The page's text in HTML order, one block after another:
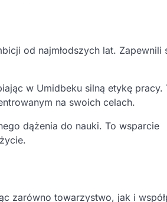
od najmłodszych lat. Zapewnili
w Umidbeku silną etykę pracy.
na swoich celach.
dążenia do nauki. To wsparcie
zarówno towarzystwo, jak i